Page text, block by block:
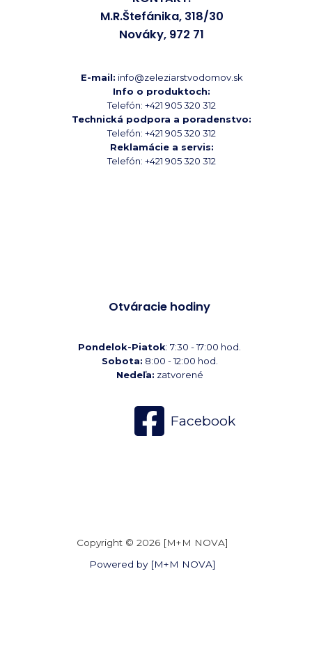
M.R.Štefánika, 318/30
Nováky, 972 71
E-mail: info@zeleziarstvodomov.sk
Info o produktoch:
Telefón: +421 905 320 312
Technická podpora a poradenstvo:
Telefón: +421 905 320 312
Reklamácie a servis:
Telefón: +421 905 320 312
Otváracie hodiny
Pondelok-Piatok: 7:30 - 17:00 hod.
Sobota: 8:00 - 12:00 hod.
Nedeľa: zatvorené
Facebook
Copyright © 2026 [M+M NOVA]
Powered by [M+M NOVA]